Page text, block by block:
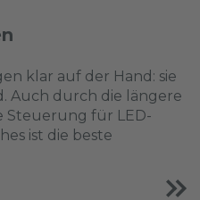
klar auf der Hand: sie
Auch durch die längere
Steuerung für LED-
ist die beste